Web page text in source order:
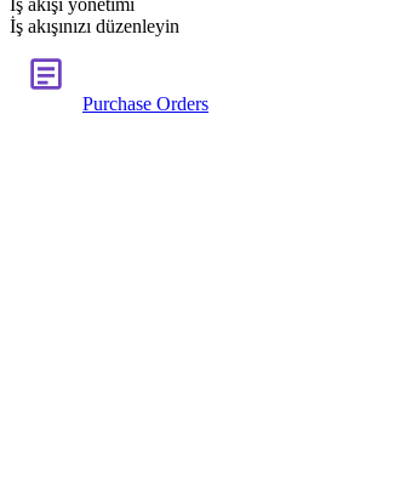
İş akışı yönetimi
İş akışınızı düzenleyin
Purchase Orders